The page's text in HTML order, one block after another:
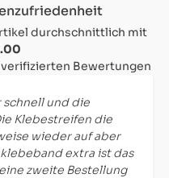
von 4.9 von 5 Sternen
durchschnittlich mit
Bewertungen
schnell und die
Klebestreifen die
wieder auf aber
extra ist das
zweite Bestellung